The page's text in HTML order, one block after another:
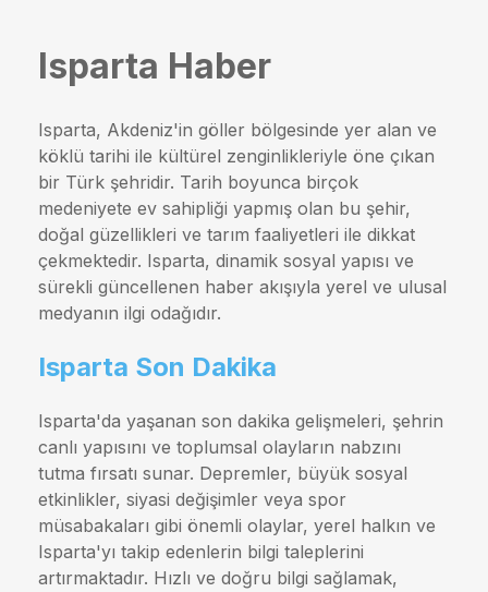
Isparta Haber
Isparta, Akdeniz'in göller bölgesinde yer alan ve
köklü tarihi ile kültürel zenginlikleriyle öne çıkan
bir Türk şehridir. Tarih boyunca birçok
medeniyete ev sahipliği yapmış olan bu şehir,
doğal güzellikleri ve tarım faaliyetleri ile dikkat
çekmektedir. Isparta, dinamik sosyal yapısı ve
sürekli güncellenen haber akışıyla yerel ve ulusal
medyanın ilgi odağıdır.
Isparta Son Dakika
Isparta'da yaşanan son dakika gelişmeleri, şehrin
canlı yapısını ve toplumsal olayların nabzını
tutma fırsatı sunar. Depremler, büyük sosyal
etkinlikler, siyasi değişimler veya spor
müsabakaları gibi önemli olaylar, yerel halkın ve
Isparta'yı takip edenlerin bilgi taleplerini
artırmaktadır. Hızlı ve doğru bilgi sağlamak,